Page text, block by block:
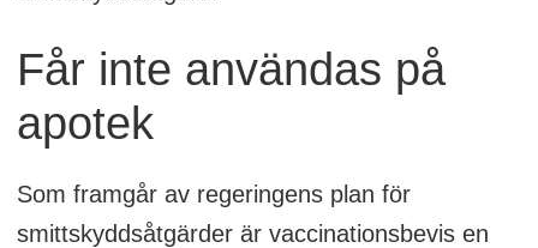
Får inte användas på
apotek
Som framgår av regeringens plan för
smittskyddsåtgärder är vaccinationsbevis en